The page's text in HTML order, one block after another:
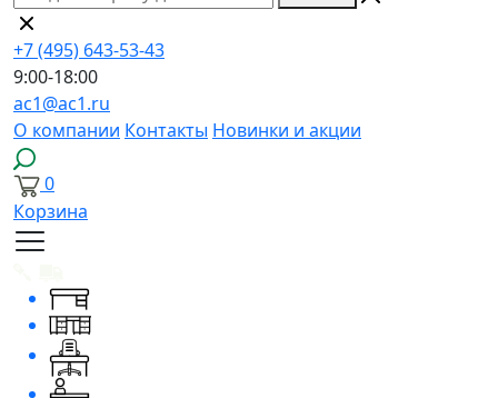
+7 (495) 643-53-43
9:00-18:00
ac1@ac1.ru
О компании Контакты Новинки и акции
0
Корзина